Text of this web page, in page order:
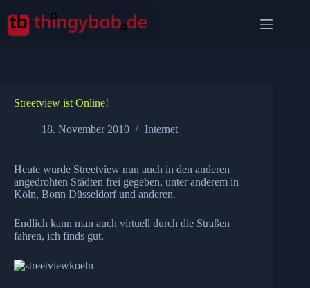
Inhalt
springen
Streetview ist Online!
18. November 2010 Internet
Heute wurde Streetview nun auch in den anderen
angedrohten Städten frei gegeben, unter anderem in
Köln, Bonn Düsseldorf und anderen.
Endlich kann man auch virtuell durch die Straßen
fahren, ich finds gut.